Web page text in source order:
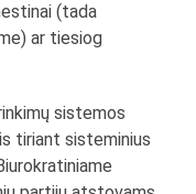
(tada
ar tiesiog
sistemos
tiriant sisteminius